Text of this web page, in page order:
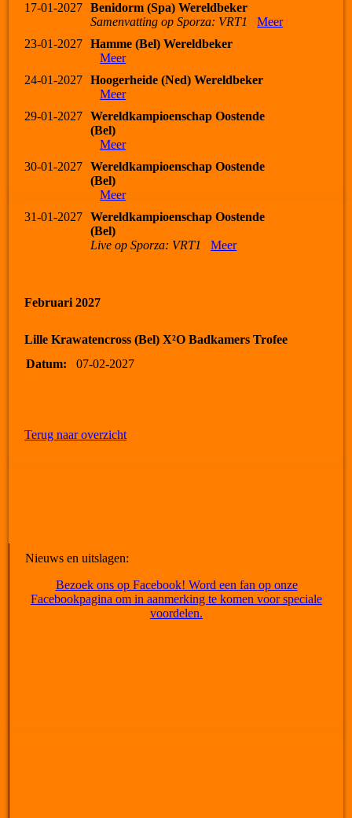
17-01-2027
Benidorm (Spa) Wereldbeker
Samenvatting op Sporza: VRT1
Meer
23-01-2027
Hamme (Bel) Wereldbeker
Meer
24-01-2027
Hoogerheide (Ned) Wereldbeker
Meer
29-01-2027
Wereldkampioenschap Oostende
(Bel)
Meer
30-01-2027
Wereldkampioenschap Oostende
(Bel)
Meer
31-01-2027
Wereldkampioenschap Oostende
(Bel)
Live op Sporza: VRT1
Meer
Februari 2027
Lille Krawatencross (Bel) X²O Badkamers Trofee
Datum:
07-02-2027
Terug naar overzicht
Nieuws en uitslagen:
Bezoek ons op Facebook! Word een fan op onze
Facebookpagina om in aanmerking te komen voor speciale
voordelen.